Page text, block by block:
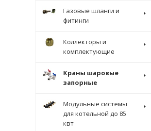
Газовые шланги и
фитинги
Коллекторы и
комплектующие
Краны шаровые
запорные
Модульные системы
для котельной до 85
квт